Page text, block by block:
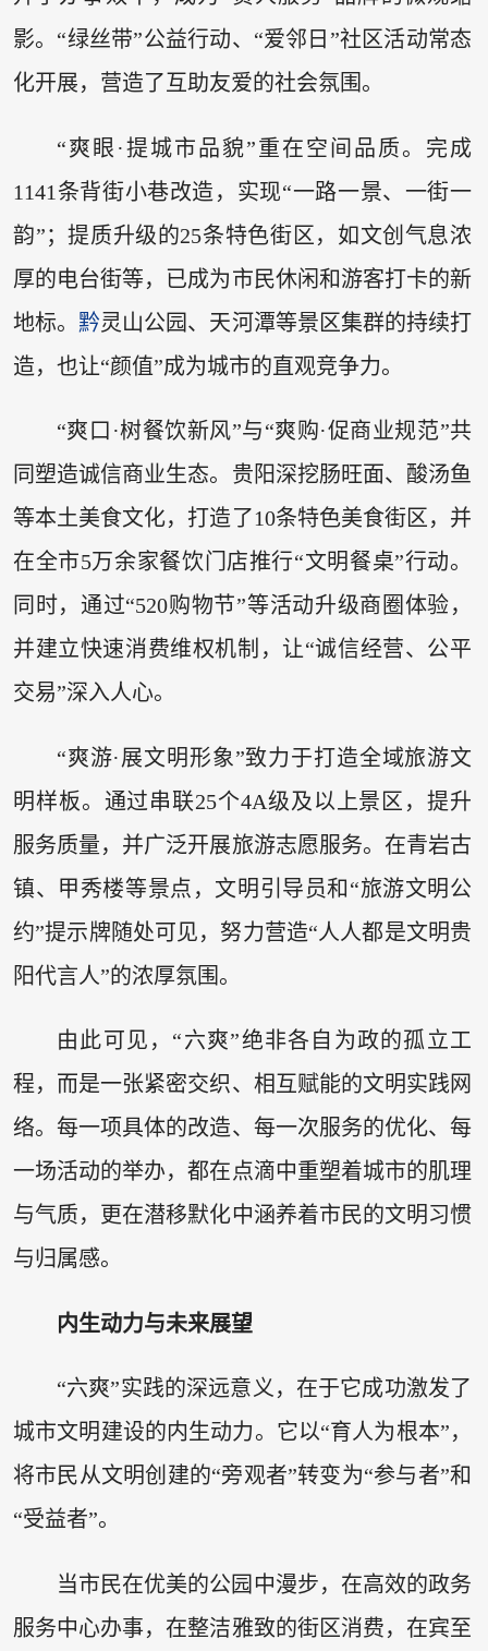
影。“绿丝带”公益行动、“爱邻日”社区活动常态
化开展，营造了互助友爱的社会氛围。
“爽眼·提城市品貌”重在空间品质。完成
1141条背街小巷改造，实现“一路一景、一街一
韵”；提质升级的25条特色街区，如文创气息浓
厚的电台街等，已成为市民休闲和游客打卡的新
地标。 黔灵山公园、天河潭等景区集群的持续打
造，也让“颜值”成为城市的直观竞争力。
“爽口·树餐饮新风”与“爽购·促商业规范”共
同塑造诚信商业生态。贵阳深挖肠旺面、酸汤鱼
等本土美食文化，打造了10条特色美食街区，并
在全市5万余家餐饮门店推行“文明餐桌”行动。
同时，通过“520购物节”等活动升级商圈体验，
并建立快速消费维权机制，让“诚信经营、公平
交易”深入人心。
“爽游·展文明形象”致力于打造全域旅游文
明样板。通过串联25个4A级及以上景区，提升
服务质量，并广泛开展旅游志愿服务。在青岩古
镇、甲秀楼等景点，文明引导员和“旅游文明公
约”提示牌随处可见，努力营造“人人都是文明贵
阳代言人”的浓厚氛围。
由此可见，“六爽”绝非各自为政的孤立工
程，而是一张紧密交织、相互赋能的文明实践网
络。每一项具体的改造、每一次服务的优化、每
一场活动的举办，都在点滴中重塑着城市的肌理
与气质，更在潜移默化中涵养着市民的文明习惯
与归属感。
内生动力与未来展望
“六爽”实践的深远意义，在于它成功激发了
城市文明建设的内生动力。它以“育人为根本”，
将市民从文明创建的“旁观者”转变为“参与者”和
“受益者”。
当市民在优美的公园中漫步，在高效的政务
服务中心办事，在整洁雅致的街区消费，在宾至